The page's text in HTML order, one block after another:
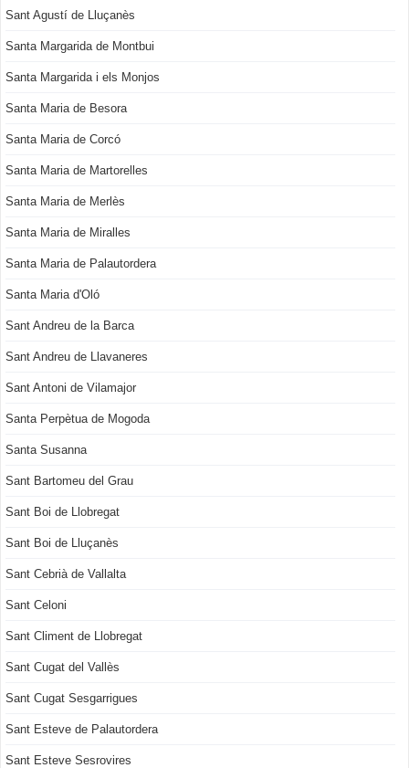
Sant Agustí de Lluçanès
Santa Margarida de Montbui
Santa Margarida i els Monjos
Santa Maria de Besora
Santa Maria de Corcó
Santa Maria de Martorelles
Santa Maria de Merlès
Santa Maria de Miralles
Santa Maria de Palautordera
Santa Maria d'Oló
Sant Andreu de la Barca
Sant Andreu de Llavaneres
Sant Antoni de Vilamajor
Santa Perpètua de Mogoda
Santa Susanna
Sant Bartomeu del Grau
Sant Boi de Llobregat
Sant Boi de Lluçanès
Sant Cebrià de Vallalta
Sant Celoni
Sant Climent de Llobregat
Sant Cugat del Vallès
Sant Cugat Sesgarrigues
Sant Esteve de Palautordera
Sant Esteve Sesrovires